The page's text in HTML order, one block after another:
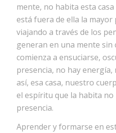
mente, no habita esta
está fuera de ella la
viajando a través de los
generan en una mente sin
comienza a ensuciarse,
presencia, no hay energía,
así, esa casa, nuestro
el espíritu que la habita no
presencia.
Aprender y formarse en